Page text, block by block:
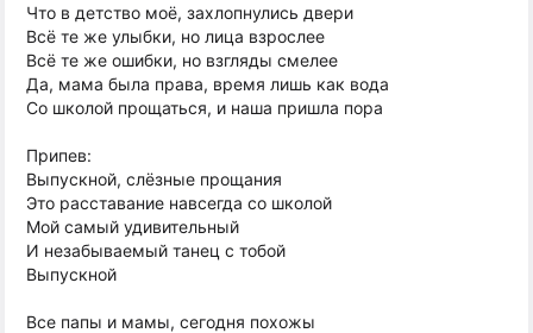
Что в детство моё, захлопнулись двери
Всё те же улыбки, но лица взрослее
Всё те же ошибки, но взгляды смелее
Да, мама была права, время лишь как вода
Со школой прощаться, и наша пришла пора
Припев:
Выпускной, слёзные прощания
Это расставание навсегда со школой
Мой самый удивительный
И незабываемый танец с тобой
Выпускной
Все папы и мамы, сегодня похожы